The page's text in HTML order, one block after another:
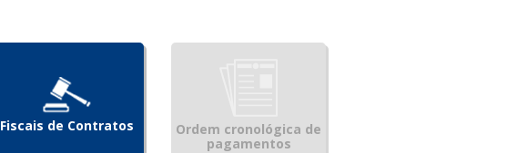
Fiscais de Contratos
Ordem cronológica de
pagamentos